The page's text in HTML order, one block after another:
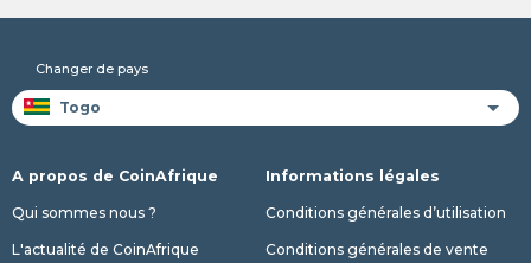
Changer de pays
A propos de CoinAfrique
Qui sommes nous ?
L'actualité de CoinAfrique
Informations légales
Conditions générales d’utilisation
Conditions générales de vente